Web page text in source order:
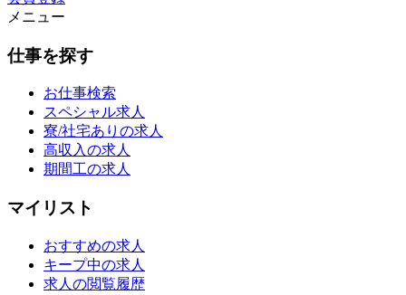
メニュー
仕事を探す
お仕事検索
スペシャル求人
寮/社宅ありの求人
高収入の求人
期間工の求人
マイリスト
おすすめの求人
キープ中の求人
求人の閲覧履歴